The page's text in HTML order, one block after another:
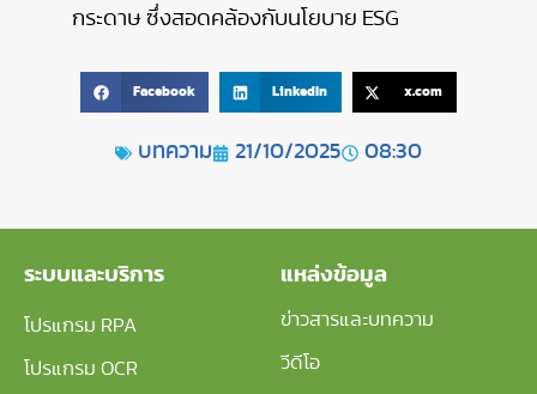
กระดาษ ซึ่งสอดคล้องกับนโยบาย ESG
Facebook LinkedIn x.com
บทความ 21/10/2025 08:30
ระบบและบริการ
โปรแกรม RPA
โปรแกรม OCR
แหล่งข้อมูล
ข่าวสารและบทความ
วีดีโอ